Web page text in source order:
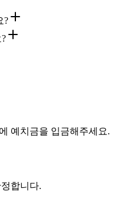
?
예치금을 입금해주세요.
합니다.